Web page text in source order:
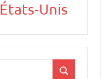
États-Unis